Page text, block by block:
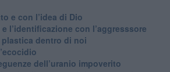
e con l’idea di Dio
l’identificazione con l’aggresssore
dentro di noi
dell’uranio impoverito